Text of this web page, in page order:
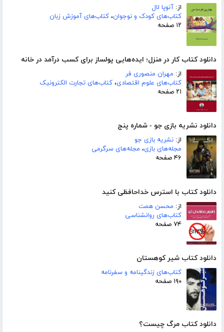
از: آنوپا لال
کتاب‌های کودک و نوجوان، کتاب‌های آموزش زبان
۱۲ صفحه
دانلود کتاب کار در منزل؛ ایده‌هایی پولساز برای کسب درآمد در خانه
از: مهران منصوری فر
کتاب‌های علوم اقتصادی، کتاب‌های تجارت الکترونیک
۲۱ صفحه
دانلود نشریه بازی جو - شماره پنج
از: نشریه بازی جو
مجله‌های بازی، مجله‌های سرگرمی
۴۶ صفحه
دانلود کتاب با استرس خداحافظی کنید
از: محسن همت
کتاب‌های روانشناسی
۷۴ صفحه
دانلود کتاب شیر کوهستان
کتاب‌های زندگینامه و سفرنامه
۱۹۰ صفحه
دانلود کتاب مرگ چیست؟